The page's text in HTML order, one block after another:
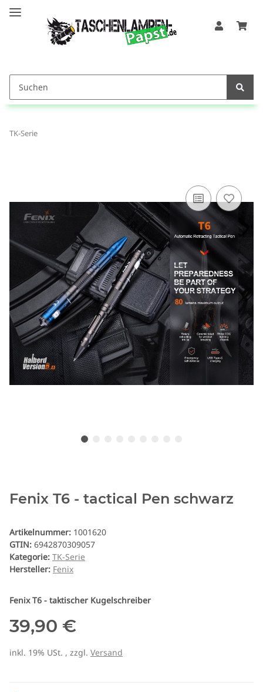
TK-Serie
Fenix T6 - tactical Pen schwarz
Artikelnummer: 1001620
GTIN: 6942870309057
Kategorie: TK-Serie
Hersteller: Fenix
Fenix T6 - taktischer Kugelschreiber
39,90 €
inkl. 19% USt. , zzgl. Versand